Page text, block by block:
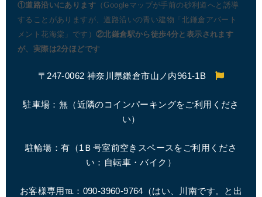
①道路沿いにあります （Googleマップが手前の砂利道へと誘導
することがありますが、道路沿いの青い建物「北鎌倉アパート
メント花海棠」です） ②北鎌倉駅から徒歩4分と表示されます
が、実際は2分ほどです
〒247-0062 神奈川県鎌倉市山ノ内961-1B
駐車場：無（近隣のコインパーキングをご利用くださ
い）
駐輪場：有（1Ｂ号室前空きスペースをご利用くださ
い：自転車・バイク）
お客様専用℡：090-3960-9764（はい、川南です。と出